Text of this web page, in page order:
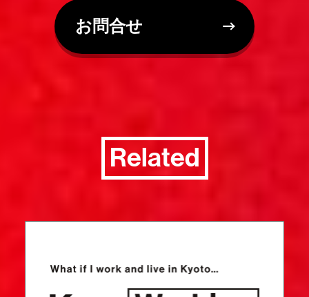
お問合せ
Related